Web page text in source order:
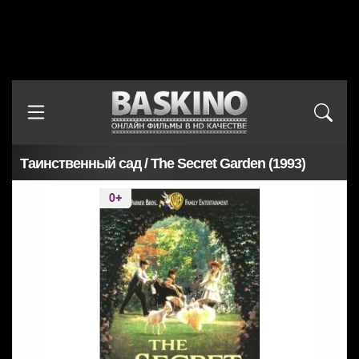
Таинственный сад / The Secret Garden (1993)